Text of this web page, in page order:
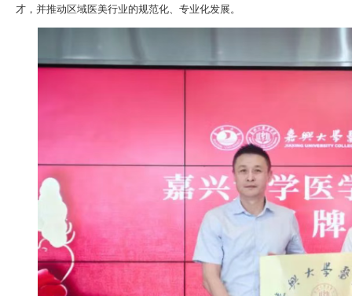
才，并推动区域医美行业的规范化、专业化发展。